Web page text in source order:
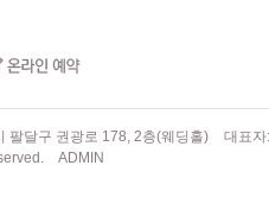
팔달구 권광로 178, 2층(웨딩홀)
대표
ADMIN